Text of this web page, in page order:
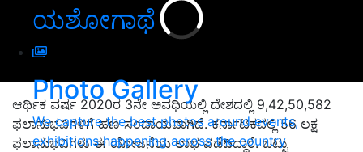
ಯಶೋಗಾಥೆ
Photo Gallery
We capture the best photos around events,
exhibitions happening across the country
ಆರ್ಥಿಕ ವರ್ಷ 2020ರ 3ನೇ ಅವಧಿಯಲ್ಲಿ ದೇಶದಲ್ಲಿ 9,42,50,582
ಫಲಾನುಭವಿಗಳಿಗೆ ಹಣ ಸಂದಾಯವಾಗಿದೆ. ಕರ್ನಾಟಕದಲ್ಲಿ 56 ಲಕ್ಷ
ಫಲಾನುಭವಿಗಳು ಈ ಯೋಜನೆಯ ಲಾಭ ಪಡೆದಿದ್ದಾರೆ. ಒಟ್ಟು